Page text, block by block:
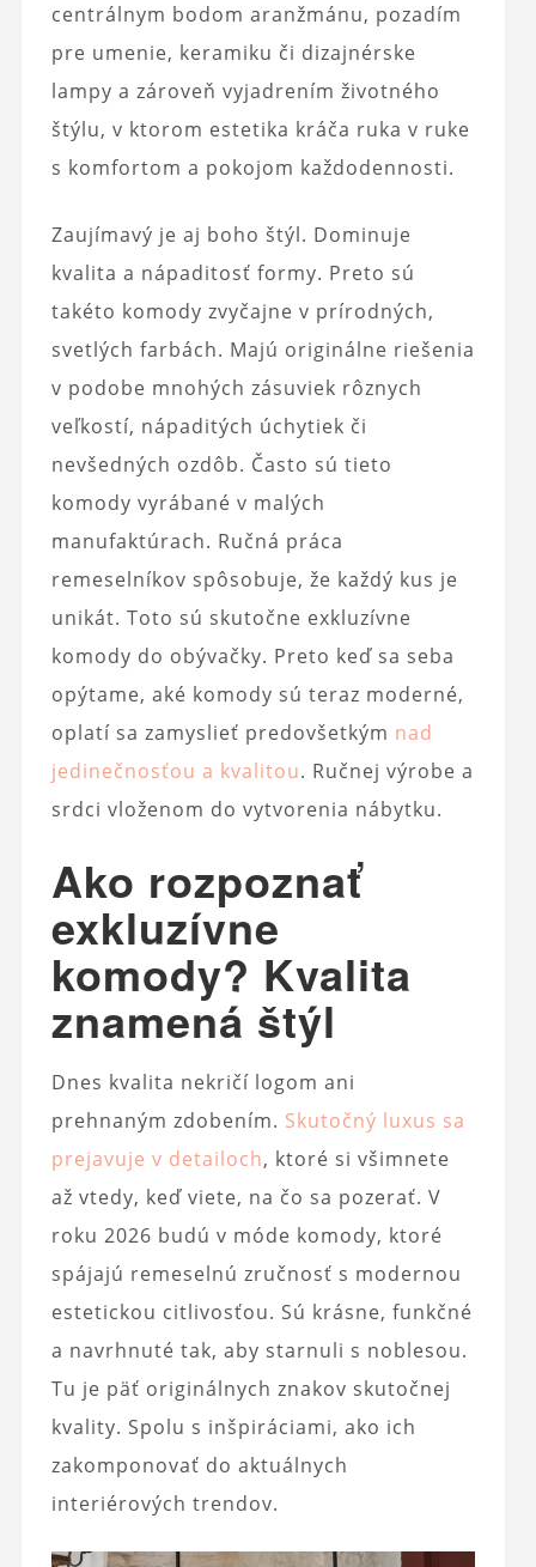
centrálnym bodom aranžmánu, pozadím
pre umenie, keramiku či dizajnérske
lampy a zároveň vyjadrením životného
štýlu, v ktorom estetika kráča ruka v ruke
s komfortom a pokojom každodennosti.
Zaujímavý je aj boho štýl. Dominuje
kvalita a nápaditosť formy. Preto sú
takéto komody zvyčajne v prírodných,
svetlých farbách. Majú originálne riešenia
v podobe mnohých zásuviek rôznych
veľkostí, nápaditých úchytiek či
nevšedných ozdôb. Často sú tieto
komody vyrábané v malých
manufaktúrach. Ručná práca
remeselníkov spôsobuje, že každý kus je
unikát. Toto sú skutočne exkluzívne
komody do obývačky. Preto keď sa seba
opýtame, aké komody sú teraz moderné,
oplatí sa zamyslieť predovšetkým nad
jedinečnosťou a kvalitou. Ručnej výrobe a
srdci vloženom do vytvorenia nábytku.
Ako rozpoznať
exkluzívne
komody? Kvalita
znamená štýl
Dnes kvalita nekričí logom ani
prehnaným zdobením. Skutočný luxus sa
prejavuje v detailoch, ktoré si všimnete
až vtedy, keď viete, na čo sa pozerať. V
roku 2026 budú v móde komody, ktoré
spájajú remeselnú zručnosť s modernou
estetickou citlivosťou. Sú krásne, funkčné
a navrhnuté tak, aby starnuli s noblesou.
Tu je päť originálnych znakov skutočnej
kvality. Spolu s inšpiráciami, ako ich
zakomponovať do aktuálnych
interiérových trendov.